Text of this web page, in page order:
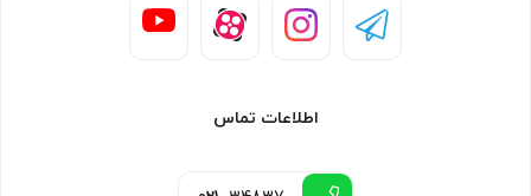
اطلاعات تماس